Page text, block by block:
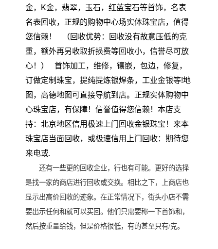
金，K金，翡翠，玉石，红蓝宝石等首饰，名表
名表回收，正规的购物中心场实体珠宝店，值得
您信赖！ （回收优势：回收没有故意压低的克
重，额外再另收取折损费等回收小，信誉尽可放
心！） 首饰加工，维修，镶嵌，包边，修复，
订做定制珠宝，提纯提炼银焊条，工业金银等!地
图，高德地图可直接导航到店。正规实体购物中
心珠宝店，有保障！信誉值得您信赖！本店支
持：北京地区信用极速上门回收金银珠宝！来本
珠宝店当面回收，或极速信用上门回收：期待您
来电或.
还有一些更的回收企业，行也有可能。更好的选择
是找一家的商店进行回收或交换。相比之下，上商店也
显示出高价回收的迹象。在正常情况下，街头小店不需
要出示任何和就可以买回。他们只需要称一下首饰和，
然后按重量给钱，但是价格很低，有的甚至只有/克。